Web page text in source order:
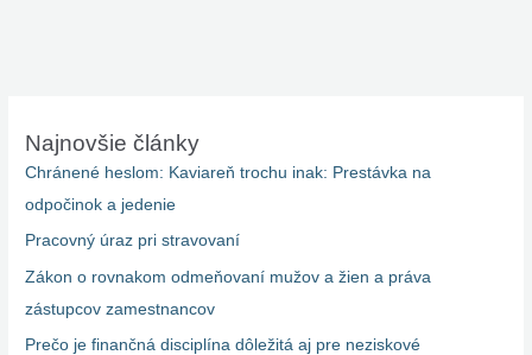
Najnovšie články
Chránené heslom: Kaviareň trochu inak: Prestávka na
odpočinok a jedenie
Pracovný úraz pri stravovaní
Zákon o rovnakom odmeňovaní mužov a žien a práva
zástupcov zamestnancov
Prečo je finančná disciplína dôležitá aj pre neziskové